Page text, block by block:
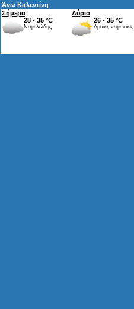
Άνω Καλεντίνη
Σήμερα
28 - 35 °C
Νεφελώδης
Αύριο
26 - 35 °C
Αραιές νεφώσεις